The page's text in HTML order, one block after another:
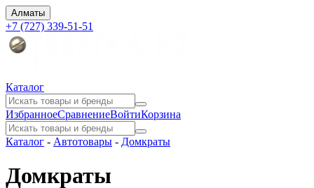
Алматы
+7 (727) 339-51-51
Каталог
ИзбранноеСравнениеВойтиКорзина
Каталог - Автотовары - Домкраты
Домкраты